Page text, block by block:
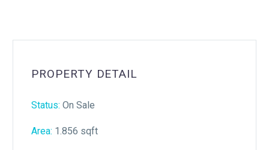
PROPERTY DETAIL
Status: On Sale
Area: 1.856 sqft